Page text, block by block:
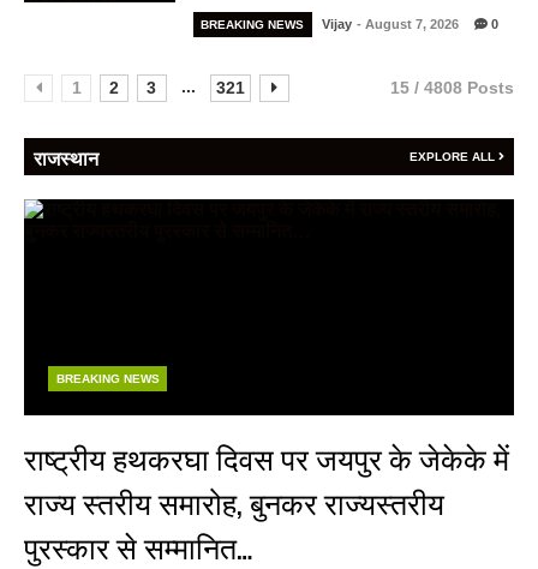
BREAKING NEWS Vijay - August 7, 2026 0
1 2 3 ... 321 15 / 4808 Posts
राजस्थान EXPLORE ALL
BREAKING NEWS
राष्ट्रीय हथकरघा दिवस पर जयपुर के जेकेके में
राज्य स्तरीय समारोह, बुनकर राज्यस्तरीय
पुरस्कार से सम्मानित…